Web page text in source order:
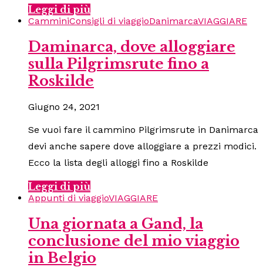
Leggi di più
CamminiConsigli di viaggioDanimarcaVIAGGIARE
Daminarca, dove alloggiare
sulla Pilgrimsrute fino a
Roskilde
Giugno 24, 2021
Se vuoi fare il cammino Pilgrimsrute in Danimarca
devi anche sapere dove alloggiare a prezzi modici.
Ecco la lista degli alloggi fino a Roskilde
Leggi di più
Appunti di viaggioVIAGGIARE
Una giornata a Gand, la
conclusione del mio viaggio
in Belgio